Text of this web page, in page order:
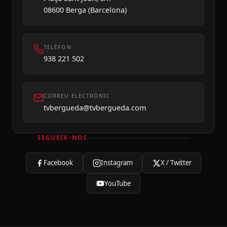
08600 Berga (Barcelona)
TELÈFON
938 221 502
CORREU ELECTRÒNIC
tvbergueda@tvbergueda.com
SEGUEIX-NOS
Facebook Instagram X / Twitter
YouTube